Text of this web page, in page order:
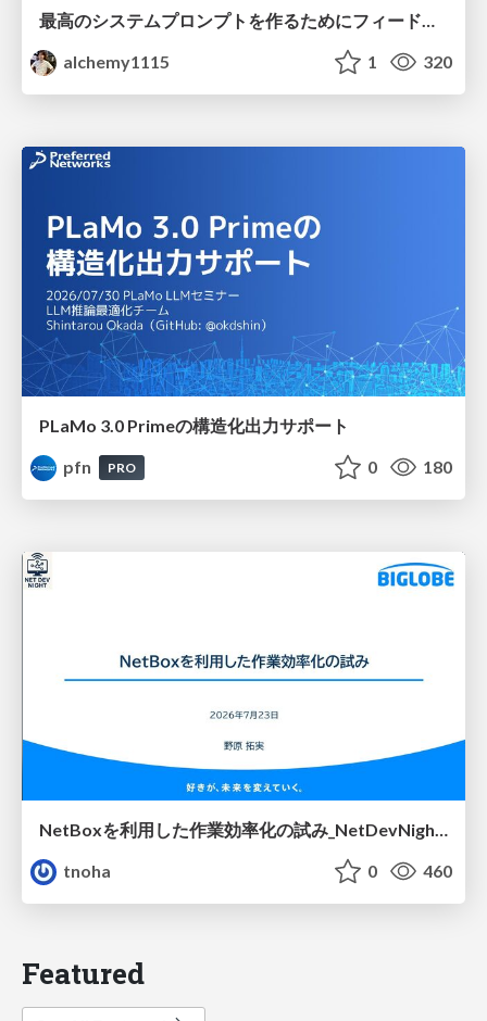
最高のシステムプロンプトを作るためにフィードバック機能を導入した話
alchemy1115
1 320
PLaMo 3.0 Primeの構造化出力サポート
pfn
PRO 0 180
NetBoxを利用した作業効率化の試み_NetDevNight4
tnoha
0 460
Featured